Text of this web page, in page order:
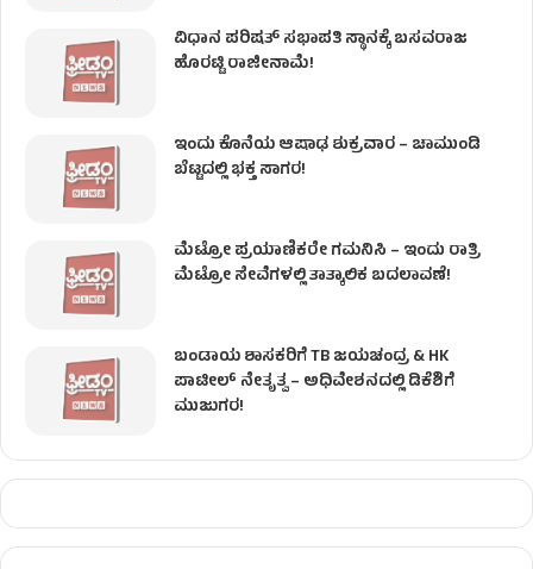
ವಿಧಾನ ಪರಿಷತ್ ಸಭಾಪತಿ ಸ್ಥಾನಕ್ಕೆ ಬಸವರಾಜ
ಹೊರಟ್ಟಿ ರಾಜೀನಾಮೆ!
ಇಂದು ಕೊನೆಯ ಆಷಾಢ ಶುಕ್ರವಾರ – ಚಾಮುಂಡಿ
ಬೆಟ್ಟದಲ್ಲಿ ಭಕ್ತ ಸಾಗರ!
ಮೆಟ್ರೋ ಪ್ರಯಾಣಿಕರೇ ಗಮನಿಸಿ – ಇಂದು ರಾತ್ರಿ
ಮೆಟ್ರೋ ಸೇವೆಗಳಲ್ಲಿ ತಾತ್ಕಾಲಿಕ ಬದಲಾವಣೆ!
ಬಂಡಾಯ ಶಾಸಕರಿಗೆ TB ಜಯಚಂದ್ರ & HK
ಪಾಟೀಲ್ ನೇತೃತ್ವ – ಅಧಿವೇಶನದಲ್ಲಿ ಡಿಕೆಶಿಗೆ
ಮುಜುಗರ!